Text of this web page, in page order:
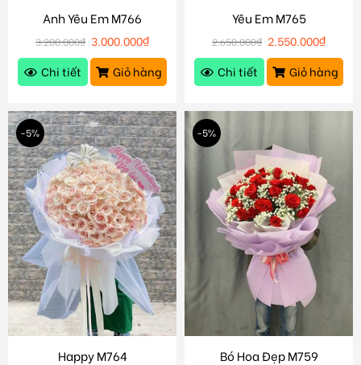
Anh Yêu Em M766
3.200.000₫ 3.000.000₫
Chi tiết
Giỏ hàng
Yêu Em M765
2.650.000₫ 2.550.000₫
Chi tiết
Giỏ hàng
-5%
Happy M764
-5%
Bó Hoa Đẹp M759